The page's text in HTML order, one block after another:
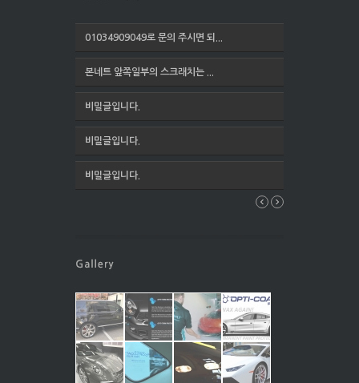
01034909049로 문의 주시면 되...
본네트 앞쪽일부의 스크래치는 ...
비밀글입니다.
비밀글입니다.
비밀글입니다.